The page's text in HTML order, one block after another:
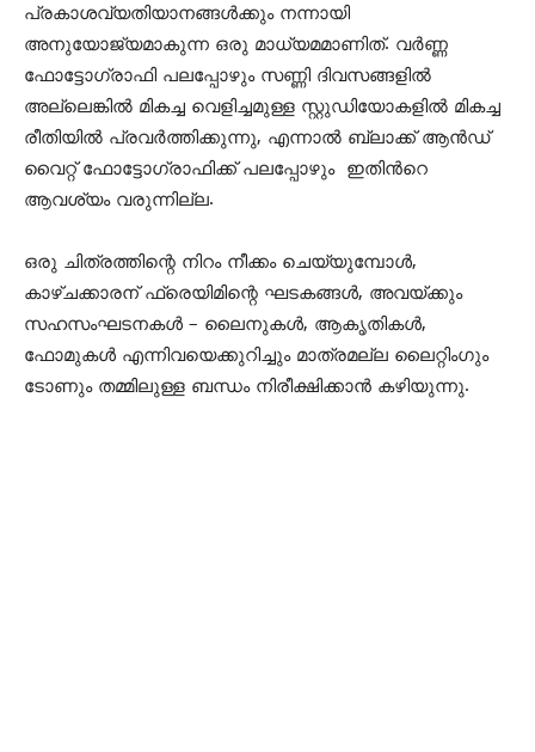
പ്രകാശവ്യതിയാനങ്ങൾക്കും നന്നായി
അനുയോജ്യമാകുന്ന ഒരു മാധ്യമമാണിത്. വർണ്ണ
ഫോട്ടോഗ്രാഫി പലപ്പോഴും സണ്ണി ദിവസങ്ങളിൽ
അല്ലെങ്കിൽ മികച്ച വെളിച്ചമുള്ള സ്റ്റുഡിയോകളിൽ മികച്ച
രീതിയിൽ പ്രവർത്തിക്കുന്നു, എന്നാൽ ബ്ലാക്ക്‌ ആൻഡ്
വൈറ്റ് ഫോട്ടോഗ്രാഫിക്ക് പലപ്പോഴും ഇതിന്‍റെ
ആവശ്യം വരുന്നില്ല.
ഒരു ചിത്രത്തിന്റെ നിറം നീക്കം ചെയ്യുമ്പോൾ,
കാഴ്ചക്കാരന് ഫ്രെയിമിന്റെ ഘടകങ്ങൾ, അവയ്ക്കും
സഹസംഘടനകൾ – ലൈനുകൾ, ആകൃതികൾ,
ഫോമുകൾ എന്നിവയെക്കുറിച്ചും മാത്രമല്ല ലൈറ്റിംഗും
ടോണും തമ്മിലുള്ള ബന്ധം നിരീക്ഷിക്കാൻ കഴിയുന്നു.